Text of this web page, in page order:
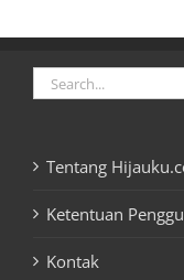
Search
for:
Tentang
Ketentuan
Kontak